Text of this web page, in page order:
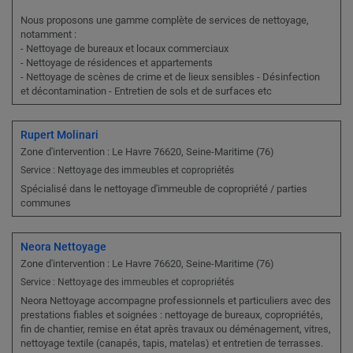
Nous proposons une gamme complète de services de nettoyage,
notamment :
- Nettoyage de bureaux et locaux commerciaux
- Nettoyage de résidences et appartements
- Nettoyage de scènes de crime et de lieux sensibles - Désinfection
et décontamination - Entretien de sols et de surfaces etc
Rupert Molinari
Zone d'intervention : Le Havre 76620, Seine-Maritime (76)
Service : Nettoyage des immeubles et copropriétés
Spécialisé dans le nettoyage d'immeuble de copropriété / parties
communes
Neora Nettoyage
Zone d'intervention : Le Havre 76620, Seine-Maritime (76)
Service : Nettoyage des immeubles et copropriétés
Neora Nettoyage accompagne professionnels et particuliers avec des
prestations fiables et soignées : nettoyage de bureaux, copropriétés,
fin de chantier, remise en état après travaux ou déménagement, vitres,
nettoyage textile (canapés, tapis, matelas) et entretien de terrasses.